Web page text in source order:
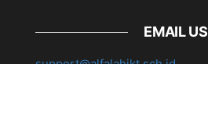
EMAIL US
support@alfalahjkt.sch.id